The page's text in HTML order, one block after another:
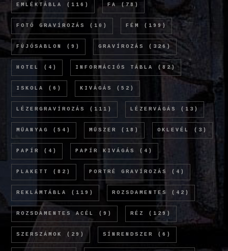
EMLÉKTÁBLA (116) FA (78)
FOTÓ GRAVÍROZÁS (10) FÉM (199)
FÚJÓSABLON (9) GRAVÍROZÁS (326)
HOTEL (4) INFORMÁCIÓS TÁBLA (82)
ISKOLA (6) KIVÁGÁS (52)
LÉZERGRAVÍROZÁS (111) LÉZERVÁGÁS (13)
MŰANYAG (54) MŰSZER (18) OKLEVÉL (3)
PAPÍR (4) PAPÍR KIVÁGÁS (4)
PLAKETT (82) PORTRÉ GRAVÍROZÁS (4)
REKLÁMTÁBLA (119) ROZSDAMENTES (42)
ROZSDAMENTES ACÉL (9) RÉZ (129)
SZERSZÁMOK (29) SÍNRENDSZER (6)